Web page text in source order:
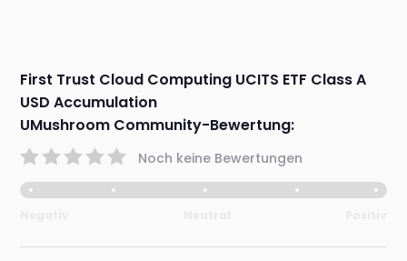
First Trust Cloud Computing UCITS ETF Class A
USD Accumulation
UMushroom Community-Bewertung:
Noch keine Bewertungen